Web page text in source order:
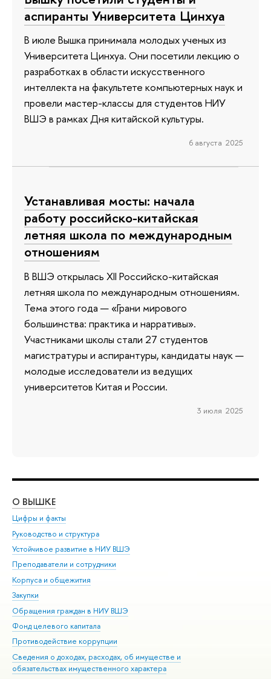
аспиранты Университета Цинхуа
В июле Вышка принимала молодых ученых из
Университета Цинхуа. Они посетили лекцию о
разработках в области искусственного
интеллекта на факультете компьютерных наук и
провели мастер-классы для студентов НИУ
ВШЭ в рамках Дня китайской культуры.
6 августа 2025
Устанавливая мосты: начала
работу российско-китайская
летняя школа по международным
отношениям
В ВШЭ открылась XII Российско-китайская
летняя школа по международным отношениям.
Тема этого года — «Грани мирового
большинства: практика и нарративы».
Участниками школы стали 27 студентов
магистратуры и аспирантуры, кандидаты наук —
молодые исследователи из ведущих
университетов Китая и России.
3 июля 2025
О ВЫШКЕ
Цифры и факты
Руководство и структура
Устойчивое развитие в НИУ ВШЭ
Преподаватели и сотрудники
Корпуса и общежития
Закупки
Обращения граждан в НИУ ВШЭ
Фонд целевого капитала
Противодействие коррупции
Сведения о доходах, расходах, об имуществе и
обязательствах имущественного характера